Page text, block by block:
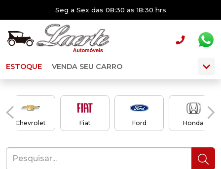
Seg a Sex das 08:30 as 18:30 hrs
ESTOQUE VENDA SEU CARRO
Chevrolet Fiat Ford Honda